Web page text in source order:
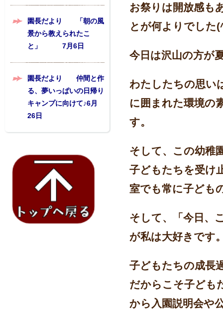
園長だより 「朝の風
景から教えられたこ
と」 7月6日
園長だより 仲間と作
る、夢いっぱいの日帰り
キャンプに向けて♪6月
26日
お祭りは開放感も
とが何よりでした
今日は沢山の方が
わたしたちの思い
に囲まれた環境の
す。
そして、この幼稚
子どもたちを受け
室でも常に子ども
そして、「今日、
が私は大好きです
子どもたちの成長
だからこそ子ども
から入園説明会や